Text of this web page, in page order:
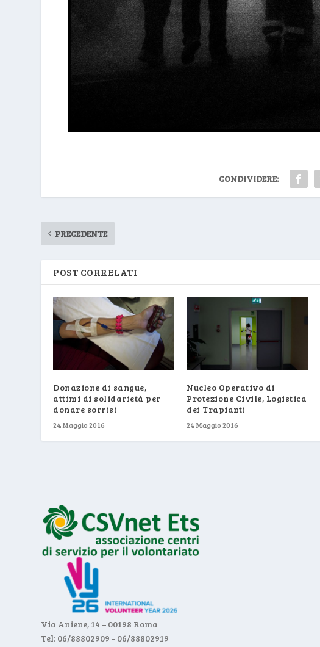
CONDIVIDERE:
PRECEDENTE
POST CORRELATI
Donazione di sangue,
attimi di solidarietà per
donare sorrisi
24 Maggio 2016
Nucleo Operativo di
Protezione Civile, Logistica
dei Trapianti
24 Maggio 2016
Via Aniene, 14 – 00198 Roma
Tel: 06/88802909 - 06/88802919